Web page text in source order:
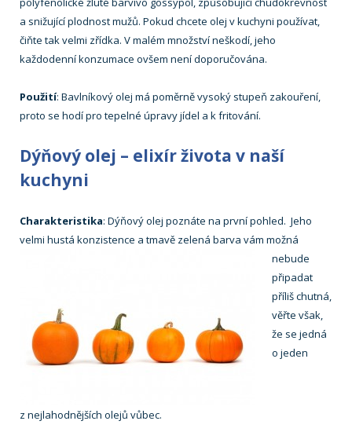
a snižující plodnost mužů. Pokud chcete olej v kuchyni používat,
čiňte tak velmi zřídka. V malém množství neškodí, jeho
každodenní konzumace ovšem není doporučována.
Použití: Bavlníkový olej má poměrně vysoký stupeň zakouření,
proto se hodí pro tepelné úpravy jídel a k fritování.
Dýňový olej – elixír života v naší
kuchyni
Charakteristika: Dýňový olej poznáte na první pohled. Jeho
velmi hustá konzistence a tmavě zelená barva vám možná
nebude
připadat
příliš chutná,
věřte však,
že se jedná
o jeden
z nejlahodnějších olejů vůbec.